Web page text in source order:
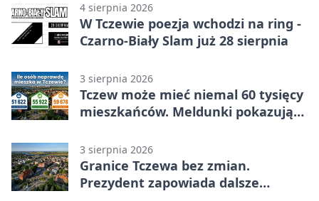
4 sierpnia 2026
W Tczewie poezja wchodzi na ring -
Czarno-Biały Slam już 28 sierpnia
3 sierpnia 2026
Tczew może mieć niemal 60 tysięcy
mieszkańców. Meldunki pokazują
3 sierpnia 2026
Granice Tczewa bez zmian.
Prezydent zapowiada dalsze